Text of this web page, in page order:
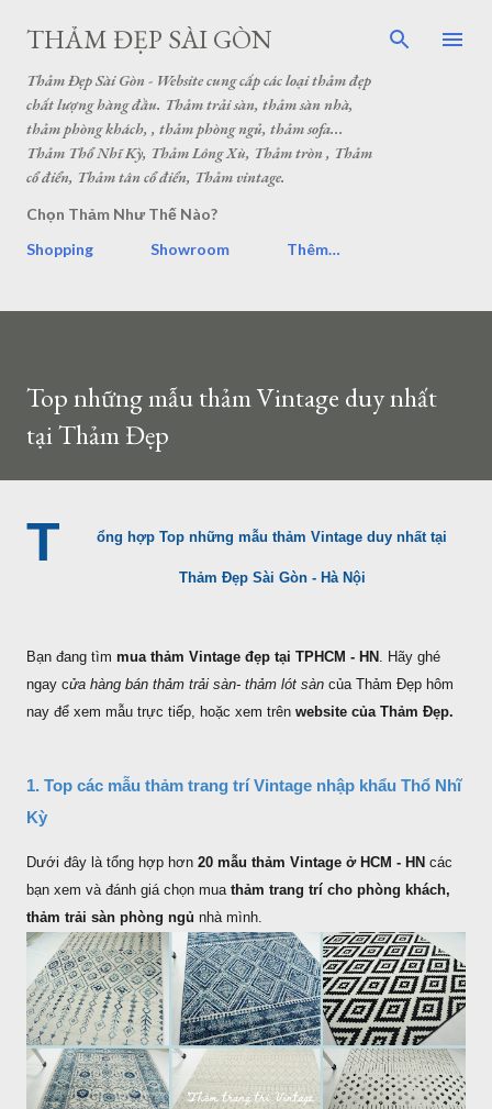
THẢM ĐẸP SÀI GÒN
Thảm Đẹp Sài Gòn - Website cung cấp các loại thảm đẹp
chất lượng hàng đầu. Thảm trải sàn, thảm sàn nhà,
thảm phòng khách, , thảm phòng ngủ, thảm sofa...
Thảm Thổ Nhĩ Kỳ, Thảm Lông Xù, Thảm tròn , Thảm
cổ điển, Thảm tân cổ điển, Thảm vintage.
Chọn Thảm Như Thế Nào?
Shopping
Showroom Thêm…
Top những mẫu thảm Vintage duy nhất
tại Thảm Đẹp
T ổng hợp Top những mẫu thảm Vintage duy nhất tại
Thảm Đẹp Sài Gòn - Hà Nội
Bạn đang tìm mua thảm Vintage đẹp tại TPHCM - HN . Hãy ghé
ngay cửa hàng bán thảm trải sàn- thảm lót sàn của Thảm Đẹp hôm
nay để xem mẫu trực tiếp, hoặc xem trên website của Thảm Đẹp.
1. Top các mẫu thảm trang trí Vintage nhập khẩu Thổ Nhĩ
Kỳ
Dưới đây là tổng hợp hơn 20 mẫu thảm Vintage ở HCM - HN các
bạn xem và đánh giá chọn mua thảm trang trí cho phòng khách,
thảm trải sàn phòng ngủ nhà mình.